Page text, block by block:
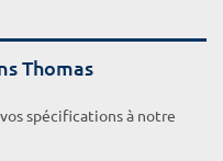
Thomas
spécifications à notre